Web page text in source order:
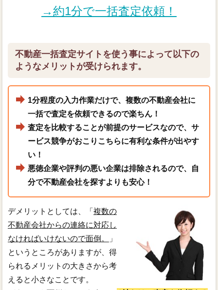
→約1分で一括査定依頼！
不動産一括査定サイトを使う事によって以下の
ようなメリットが受けられます。
1分程度の入力作業だけで、複数の不動産会社に
一括で査定を依頼できるので楽ちん！
査定を比較することが前提のサービスなので、サ
ービス競争がおこりこちらに有利な条件が出やす
い！
悪徳企業や評判の悪い企業は排除されるので、自
分で不動産会社を探すよりも安心！
デメリットとしては、「 複数の
不動産会社からの連絡に対応し
なければいけないので面倒。
」
というところがありますが、得
られるメリットの大きさから考
えると小さなことです。